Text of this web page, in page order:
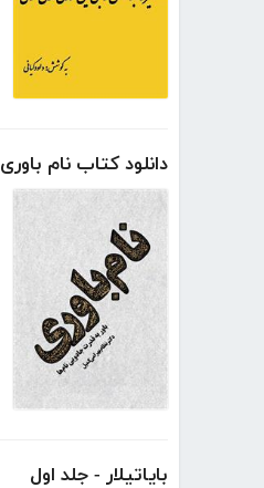
دانلود کتاب نام
بایاتیلار - جلد اول